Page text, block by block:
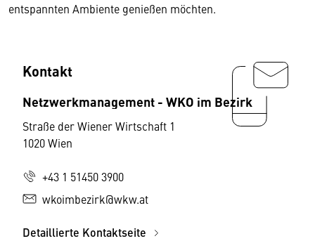
entspannten Ambiente genießen möchten.
Kontakt
Netzwerkmanagement - WKO im Bezirk
Straße der Wiener Wirtschaft 1
1020 Wien
+43 1 51450 3900
wkoimbezirk@wkw.at
Detaillierte Kontaktseite